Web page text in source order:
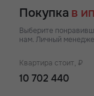
Покупка в
Выберите
нам. Личный
Квартира стоит, ₽